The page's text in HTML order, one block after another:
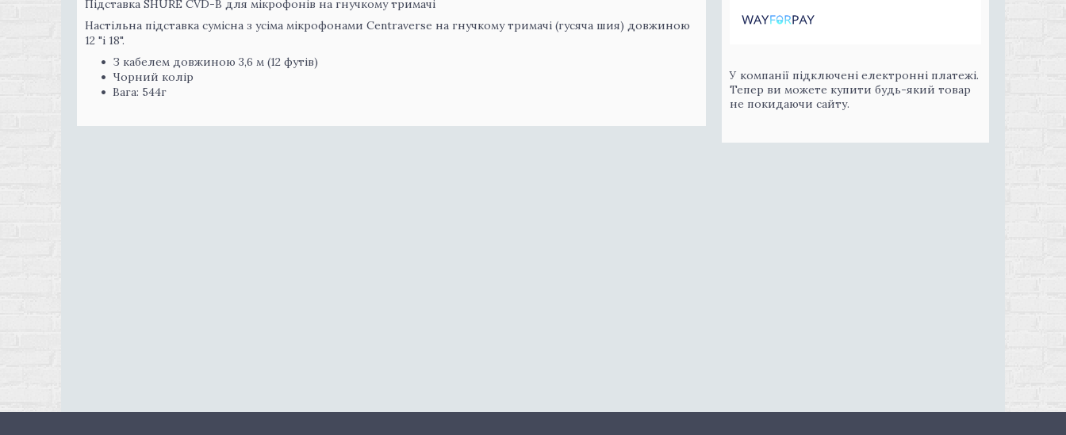
Підставка SHURE CVD-B для мікрофонів на гнучкому тримачі
Настільна підставка сумісна з усіма мікрофонами Centraverse на гнучкому тримачі (гусяча шия) довжиною
12 "і 18".
З кабелем довжиною 3,6 м (12 футів)
Чорний колір
Вага: 544г
У компанії підключені електронні платежі.
Тепер ви можете купити будь-який товар
не покидаючи сайту.